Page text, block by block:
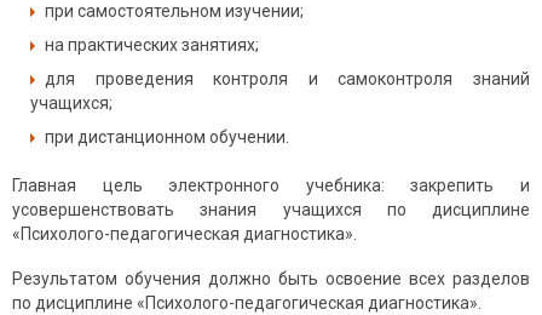
при самостоятельном изучении;
на практических занятиях;
для проведения контроля и самоконтроля знаний
учащихся;
при дистанционном обучении.
Главная цель электронного учебника: закрепить и
усовершенствовать знания учащихся по дисциплине
«Психолого-педагогическая диагностика».
Результатом обучения должно быть освоение всех разделов
по дисциплине «Психолого-педагогическая диагностика».